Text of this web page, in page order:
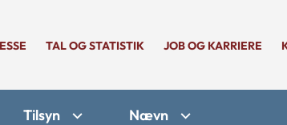
TAL OG STATISTIK JOB OG KARRIERE
Tilsyn Nævn